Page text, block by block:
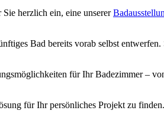
herzlich ein, eine unserer
Bad bereits vorab selbst
für Ihr Badezimmer –
für Ihr persönliches Projekt zu